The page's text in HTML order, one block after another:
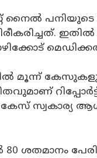
നൈൽ
മൂന്ന്
കേസ് സ്വകാര്യ
80 ശതമാനം